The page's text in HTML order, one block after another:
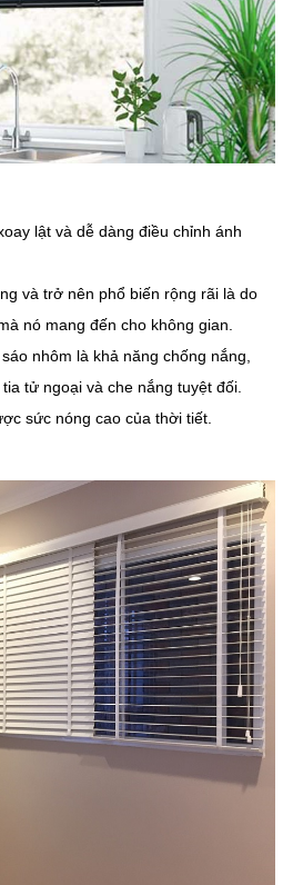
lật và dễ dàng điều chỉnh ánh
và trở nên phổ biến rộng rãi là do
nó mang đến cho không gian.
nhôm là khả năng chống nắng,
tử ngoại và che nắng tuyệt đối.
sức nóng cao của thời tiết.